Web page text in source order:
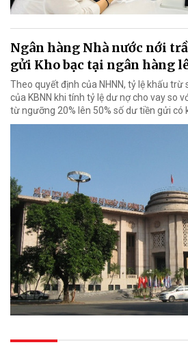
Ngân hàng Nhà nước nới
gửi Kho bạc tại ngân hàng
Theo quyết định của NHNN, tỷ lệ khấu trừ
của KBNN khi tính tỷ lệ dư nợ cho vay so
từ ngưỡng 20% lên 50% số dư tiền gửi có